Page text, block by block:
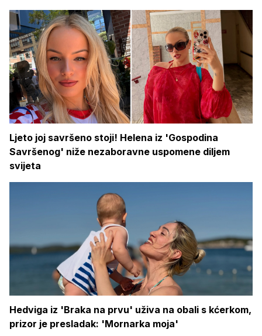
Ljeto joj savršeno stoji! Helena iz 'Gospodina
Savršenog' niže nezaboravne uspomene diljem
svijeta
Hedviga iz 'Braka na prvu' uživa na obali s kćerkom,
prizor je presladak: 'Mornarka moja'